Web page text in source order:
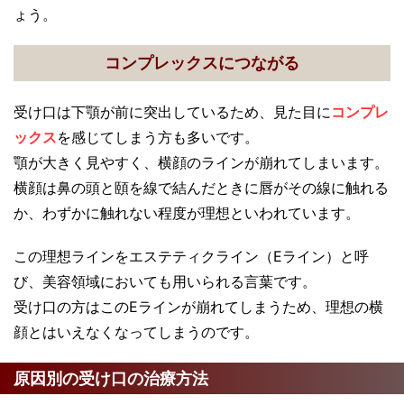
ょう。
コンプレックスにつながる
受け口は下顎が前に突出しているため、見た目にコンプレ
ックスを感じてしまう方も多いです。
顎が大きく見やすく、横顔のラインが崩れてしまいます。
横顔は鼻の頭と頤を線で結んだときに唇がその線に触れる
か、わずかに触れない程度が理想といわれています。
この理想ラインをエステティクライン（Eライン）と呼
び、美容領域においても用いられる言葉です。
受け口の方はこのEラインが崩れてしまうため、理想の横
顔とはいえなくなってしまうのです。
原因別の受け口の治療方法